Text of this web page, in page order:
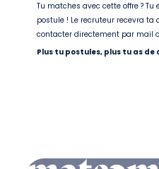
Tu matches avec cette offre ?
postule ! Le recruteur recevra
contacter directement par mail
Plus tu postules, plus tu as